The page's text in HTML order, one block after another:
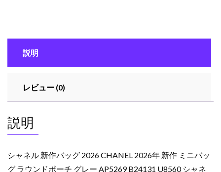
2026
CHANEL
新
ミ
ニ
ッ
説明
レビュー (0)
説明
シャネル 新作バッグ 2026 CHANEL 2026年 新作 ミニバッ
グ ラウンドポーチ グレー AP5269 B24131 U8560 シャネ